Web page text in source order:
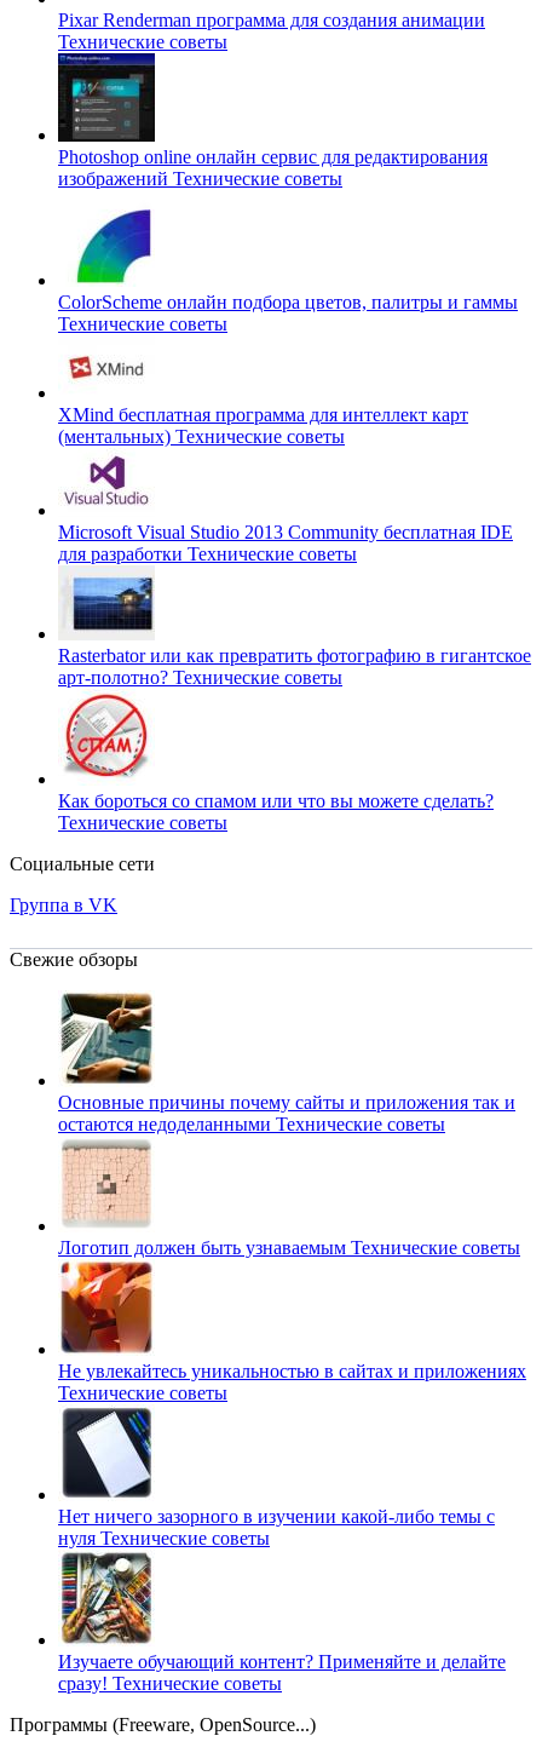
Pixar Renderman программа для создания анимации
Технические советы
Photoshop online онлайн сервис для редактирования
изображений Технические советы
ColorScheme онлайн подбора цветов, палитры и гаммы
Технические советы
XMind бесплатная программа для интеллект карт
(ментальных) Технические советы
Microsoft Visual Studio 2013 Community бесплатная IDE
для разработки Технические советы
Rasterbator или как превратить фотографию в гигантское
арт-полотно? Технические советы
Как бороться со спамом или что вы можете сделать?
Технические советы
Социальные сети
Группа в VK
Свежие обзоры
Основные причины почему сайты и приложения так и
остаются недоделанными Технические советы
Логотип должен быть узнаваемым Технические советы
Не увлекайтесь уникальностью в сайтах и приложениях
Технические советы
Нет ничего зазорного в изучении какой-либо темы с
нуля Технические советы
Изучаете обучающий контент? Применяйте и делайте
сразу! Технические советы
Программы (Freeware, OpenSource...)